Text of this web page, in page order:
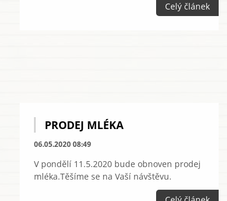
Celý článek
PRODEJ MLÉKA
06.05.2020 08:49
V pondělí 11.5.2020 bude obnoven prodej
mléka.Těšíme se na Vaší návštěvu.